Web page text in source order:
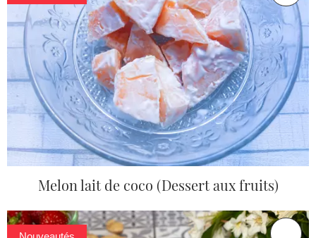
Melon lait de coco (Dessert aux fruits)